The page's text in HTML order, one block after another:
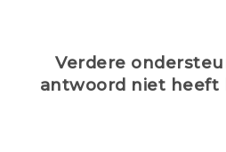
Verdere
antwoord niet heeft